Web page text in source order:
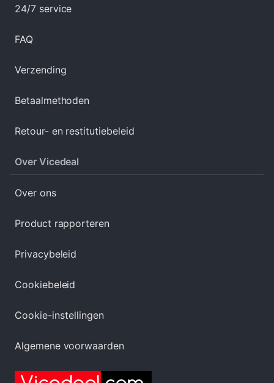
24/7 service
FAQ
Verzending
Betaalmethoden
Retour- en restitutiebeleid
Over Vicedeal
Over ons
Product rapporteren
Privacybeleid
Cookiebeleid
Cookie-instellingen
Algemene voorwaarden